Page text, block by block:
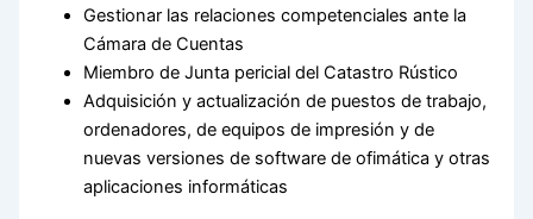
Gestionar las relaciones competenciales ante la
Cámara de Cuentas
Miembro de Junta pericial del Catastro Rústico
Adquisición y actualización de puestos de trabajo,
ordenadores, de equipos de impresión y de
nuevas versiones de software de ofimática y otras
aplicaciones informáticas